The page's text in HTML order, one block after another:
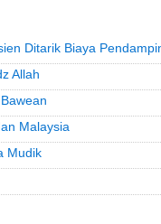
Ditarik Biaya
Allah
Malaysia
Mudik